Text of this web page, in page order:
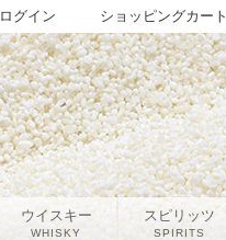
ウイスキー
WHISKY
スピリッツ
SPIRITS
ショッピングカート
ログイン